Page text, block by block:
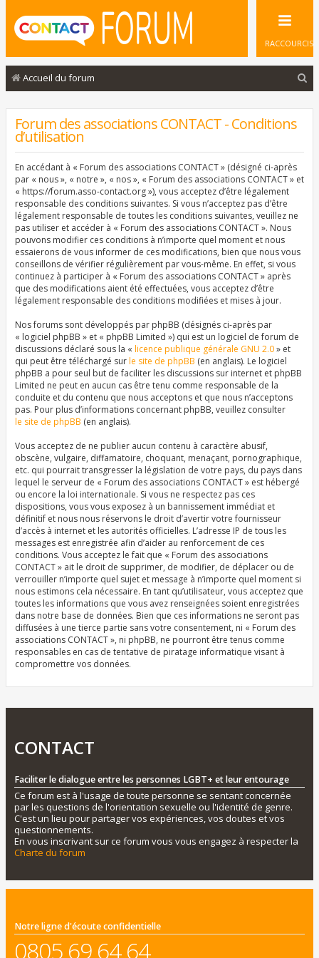
RACCOURCIS
Accueil du forum
Forum des associations CONTACT - Conditions
d’utilisation
En accédant à « Forum des associations CONTACT » (désigné ci-après
par « nous », « notre », « nos », « Forum des associations CONTACT » et
« https://forum.asso-contact.org »), vous acceptez d’être légalement
responsable des conditions suivantes. Si vous n’acceptez pas d’être
légalement responsable de toutes les conditions suivantes, veuillez ne
pas utiliser et accéder à « Forum des associations CONTACT ». Nous
pouvons modifier ces conditions à n’importe quel moment et nous
essaierons de vous informer de ces modifications, bien que nous vous
conseillons de vérifier régulièrement par vous-même. En effet, si vous
continuez à participer à « Forum des associations CONTACT » après
que des modifications aient été effectuées, vous acceptez d’être
légalement responsable des conditions modifiées et mises à jour.
Nos forums sont développés par phpBB (désignés ci-après par
« logiciel phpBB » et « phpBB Limited ») qui est un logiciel de forum de
discussions déclaré sous la « licence publique générale GNU 2.0» et
qui peut être téléchargé surle site de phpBB (en anglais). Le logiciel
phpBB a pour seul but de faciliter les discussions sur internet et phpBB
Limited ne peut en aucun cas être tenu comme responsable de la
conduite et du contenu que nous acceptons et que nous n’acceptons
pas. Pour plus d’informations concernant phpBB, veuillez consulter
le site de phpBB (en anglais).
Vous acceptez de ne publier aucun contenu à caractère abusif,
obscène, vulgaire, diffamatoire, choquant, menaçant, pornographique,
etc. qui pourrait transgresser la législation de votre pays, du pays dans
lequel le serveur de « Forum des associations CONTACT » est hébergé
ou encore la loi internationale. Si vous ne respectez pas ces
dispositions, vous vous exposez à un bannissement immédiat et
définitif et nous nous réservons le droit d’avertir votre fournisseur
d’accès à internet et les autorités officielles. L’adresse IP de tous les
messages est enregistrée afin d’aider au renforcement de ces
conditions. Vous acceptez le fait que « Forum des associations
CONTACT » ait le droit de supprimer, de modifier, de déplacer ou de
verrouiller n’importe quel sujet et message à n’importe quel moment si
nous estimons cela nécessaire. En tant qu’utilisateur, vous acceptez que
toutes les informations que vous avez renseignées soient enregistrées
dans notre base de données. Bien que ces informations ne seront pas
diffusées à une tierce partie sans votre consentement, ni « Forum des
associations CONTACT », ni phpBB, ne pourront être tenus comme
responsables en cas de tentative de piratage informatique visant à
compromettre vos données.
CONTACT
Faciliter le dialogue entre les personnes LGBT+ et leur entourage
Ce forum est à l'usage de toute personne se sentant concernée
par les questions de l'orientation sexuelle ou l'identité de genre.
C'est un lieu pour partager vos expériences, vos doutes et vos
questionnements.
En vous inscrivant sur ce forum vous vous engagez à respecter la
Charte du forum
Notre ligne d'écoute confidentielle
0805 69 64 64